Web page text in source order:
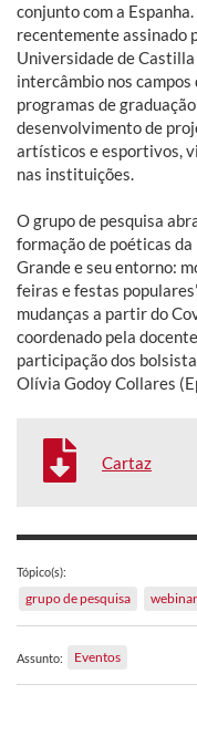
conjunto com a
recentemente assinado
Universidade de
intercâmbio nos campos
programas de
desenvolvimento de
artísticos e esportivos,
nas instituições.
O grupo de pesquisa
formação de poéticas
Grande e seu entorno:
feiras e festas
mudanças a partir do
coordenado pela
participação dos
Olívia Godoy Collares
Cartaz
Tópico(s):
grupo de pesquisa
Assunto: Eventos